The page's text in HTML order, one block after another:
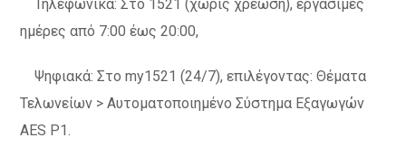
Τηλεφωνικά: Στο 1521 (χωρίς χρέωση), εργάσιμες
ημέρες από 7:00 έως 20:00,
Ψηφιακά: Στο my1521 (24/7), επιλέγοντας: Θέματα
Τελωνείων > Αυτοματοποιημένο Σύστημα Εξαγωγών
AES P1.